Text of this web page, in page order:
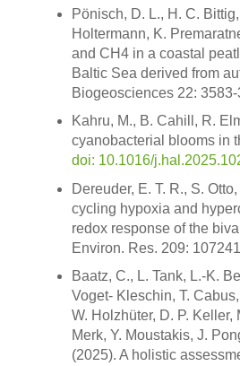
Pönisch, D. L., H. C.
Holtermann, K.
and CH4 in a coastal
Baltic Sea derived from
Biogeosciences 22:
Kahru, M., B. Cahill, R.
cyanobacterial blooms in
doi: 10.1016/
Dereuder, E. T. R., S.
cycling hypoxia and
redox response of the
Environ. Res. 209:
Baatz, C., L. Tank, L.-K.
Voget- Kleschin, T.
W. Holzhüter, D. P.
Merk, Y. Moustakis, J.
(2025). A holistic